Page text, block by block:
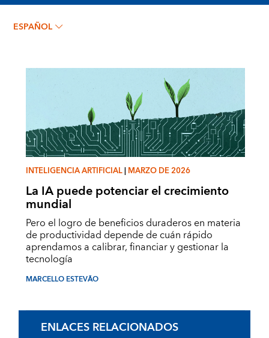
MARCELLO ESTEVÃO
ESPAÑOL
INTELIGENCIA ARTIFICIAL|MARZO DE 2026
La IA puede potenciar el crecimiento
mundial
Pero el logro de beneficios duraderos en materia
de productividad depende de cuán rápido
aprendamos a calibrar, financiar y gestionar la
tecnología
MARCELLO ESTEVÃO
ENLACES RELACIONADOS